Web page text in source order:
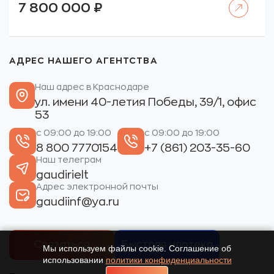
7 800 000 ₽
АДРЕС НАШЕГО АГЕНТСТВА
Наш адрес в Краснодаре
ул. имени 40-летия Победы, 39/1, офис
53
с 09:00 до 19:00
8 800 7770154
с 09:00 до 19:00
+7 (861) 203-35-60
Наш телеграм
gaudirielt
Адрес электронной почты
gaudiinf@ya.ru
Связаться Быстрая ипотека
Мы используем файлы cookie. Соглашение об
использовании политики конфиденциальности